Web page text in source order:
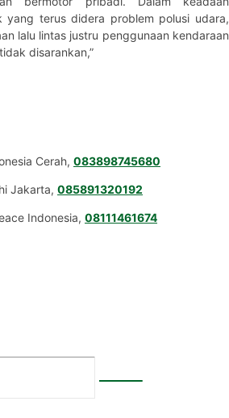
yang terus didera problem polusi udara,
lalu lintas justru penggunaan kendaraan
disarankan,”
Cerah, 083898745680
Jakarta, 085891320192
Indonesia, 08111461674